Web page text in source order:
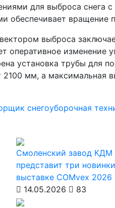
для выброса снега с
обеспечивает вращение
выброса
оперативное изменение
установка трубы для
мм, а максимальная
снегоуборочная
Смоленский завод КДМ
представит три
выставке COMvex 2026
14.05.2026
83